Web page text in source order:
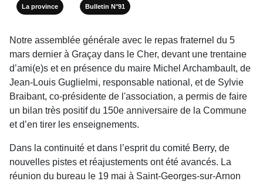
La province Bulletin N°91
Notre assemblée générale avec le repas fraternel du 5
mars dernier à Graçay dans le Cher, devant une trentaine
d’ami(e)s et en présence du maire Michel Archambault, de
Jean-Louis Guglielmi, responsable national, et de Sylvie
Braibant, co-présidente de l'association, a permis de faire
un bilan très positif du 150e anniversaire de la Commune
et d’en tirer les enseignements.
Dans la continuité et dans l’esprit du comité Berry, de
nouvelles pistes et réajustements ont été avan­cés. La
réunion du bureau le 19 mai à Saint-Georges-sur-Arnon